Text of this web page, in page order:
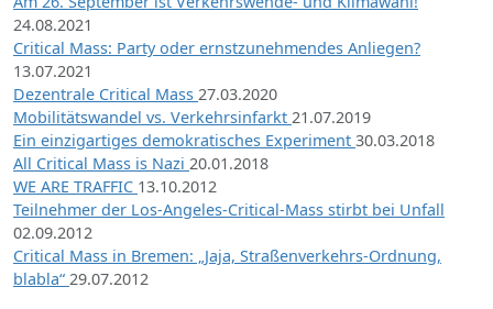
24.08.2021
Critical Mass: Party oder ernstzunehmendes Anliegen?
13.07.2021
Dezentrale Critical Mass 27.03.2020
Mobilitätswandel vs. Verkehrsinfarkt 21.07.2019
Ein einzigartiges demokratisches Experiment 30.03.2018
All Critical Mass is Nazi 20.01.2018
WE ARE TRAFFIC 13.10.2012
Teilnehmer der Los-Angeles-Critical-Mass stirbt bei Unfall
02.09.2012
Critical Mass in Bremen: „Jaja, Straßenverkehrs-Ordnung,
blabla“ 29.07.2012